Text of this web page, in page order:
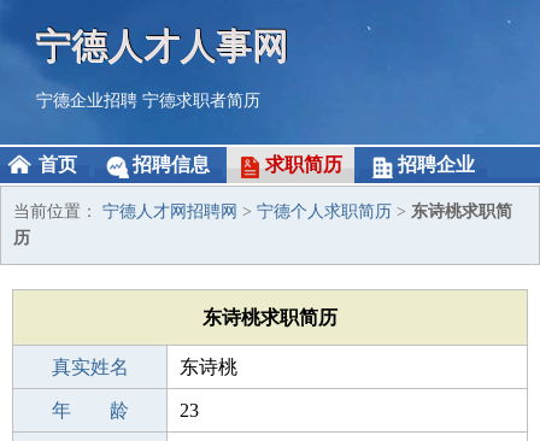
宁德人才人事网
宁德企业招聘 宁德求职者简历
首页 招聘信息 求职简历 招聘企业
当前位置： 宁德人才网招聘网 > 宁德个人求职简历 > 东诗桃求职简
历
东诗桃求职简历
真实姓名 东诗桃
性 别 女
年 龄 23